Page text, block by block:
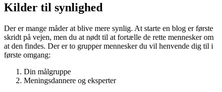
Kilder til synlighed
Der er mange måder at blive mere synlig. At starte en blog er første
skridt på vejen, men du at nødt til at fortælle de rette mennesker om
at den findes. Der er to grupper mennesker du vil henvende dig til i
første omgang:
Din målgruppe
Meningsdannere og eksperter